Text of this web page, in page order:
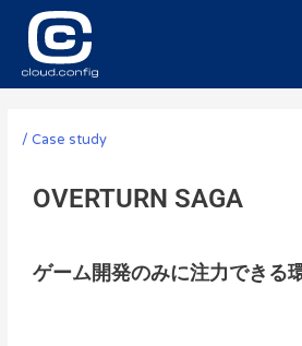
/ Case study
OVERTURN SAGA
ゲーム開発のみに注力できる